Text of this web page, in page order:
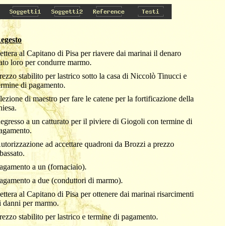
al Capitano di Pisa per riavere dai marinai il denaro
loro per condurre marmo.
stabilito per lastrico sotto la casa di Niccolò Tinucci e
di pagamento.
di maestro per fare le catene per la fortificazione della
a un catturato per il piviere di Giogoli con termine di
ad accettare quadroni da Brozzi a prezzo
a un (fornaciaio).
a due (conduttori di marmo).
al Capitano di Pisa per ottenere dai marinai risarcimenti
danni per marmo.
stabilito per lastrico e termine di pagamento.